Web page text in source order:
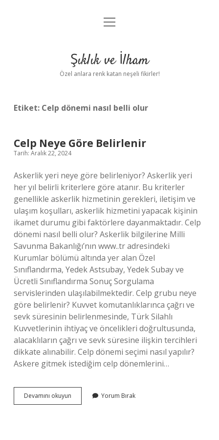
Anasayfa
Yasal Uyarı
menüyü
Şıklık ve İlham
Özel anlara renk katan neşeli fikirler!
Etiket: Celp dönemi nasıl belli olur
Celp Neye Göre Belirlenir
Tarih: Aralık 22, 2024
Askerlik yeri neye göre belirleniyor? Askerlik yeri
her yıl belirli kriterlere göre atanır. Bu kriterler
genellikle askerlik hizmetinin gerekleri, iletişim ve
ulaşım koşulları, askerlik hizmetini yapacak kişinin
ikamet durumu gibi faktörlere dayanmaktadır. Celp
dönemi nasıl belli olur? Askerlik bilgilerine Milli
Savunma Bakanlığı’nın www..tr adresindeki
Kurumlar bölümü altında yer alan Özel
Sınıflandırma, Yedek Astsubay, Yedek Subay ve
Ücretli Sınıflandırma Sonuç Sorgulama
servislerinden ulaşılabilmektedir. Celp grubu neye
göre belirlenir? Kuvvet komutanlıklarınca çağrı ve
sevk süresinin belirlenmesinde, Türk Silahlı
Kuvvetlerinin ihtiyaç ve öncelikleri doğrultusunda,
alacaklıların çağrı ve sevk süresine ilişkin tercihleri ​​
dikkate alınabilir. Celp dönemi seçimi nasıl yapılır?
Askere gitmek istediğim celp dönemlerini…
Devamını okuyun
Neye
Yorum Bırak